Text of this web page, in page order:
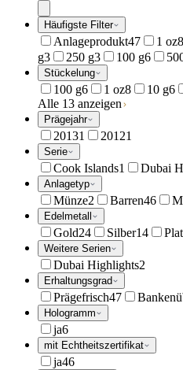
Häufigste Filter
Anlageprodukt47 1 oz8
g3 250 g3 100 g6
Stückelung
100 g6 1 oz8 10 g6
Alle 13 anzeigen
Prägejahr
20131 20121
Serie
Cook Islands1 Dubai
Anlagetyp
Münze2 Barren46
Edelmetall
Gold24 Silber14
Weitere Serien
Dubai Highlights2
Erhaltungsgrad
Prägefrisch47
Hologramm
ja6
mit Echtheitszertifikat
ja46